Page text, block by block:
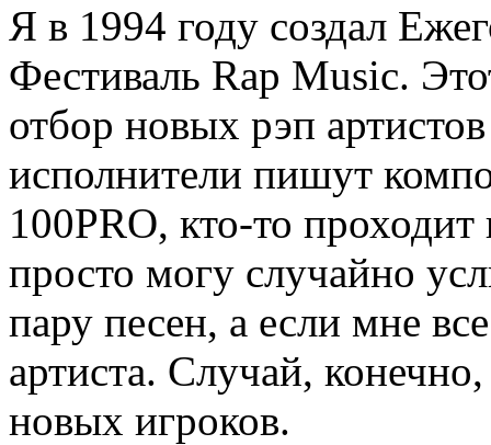
Я в 1994 году создал
Фестиваль Rap Music.
отбор новых рэп
исполнители пишут
100PRO, кто-то
просто могу случайно
пару песен, а если мне
артиста. Случай,
новых игроков.